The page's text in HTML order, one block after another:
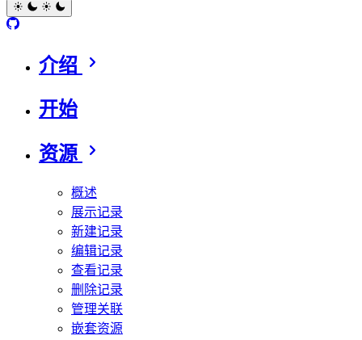
介绍
开始
资源
概述
展示记录
新建记录
编辑记录
查看记录
删除记录
管理关联
嵌套资源